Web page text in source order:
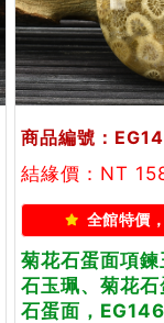
商品編號：
結緣價：NT
全館特價
菊花石蛋面項
石玉珮、菊花
石蛋面，